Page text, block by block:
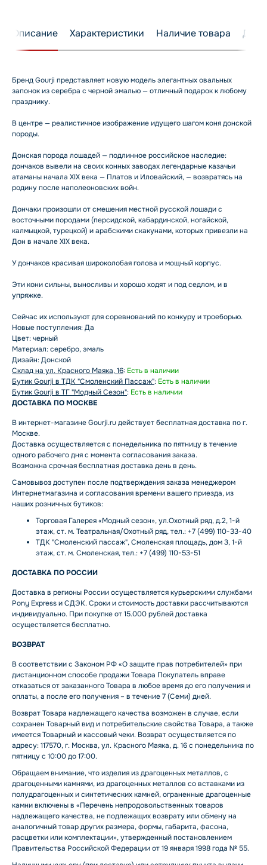
Описание Характеристики Наличие товара
Бренд Gourji представляет новую модель элегантных овальных
запонок из серебра с черной эмалью — отличный подарок к любому
празднику.
В центре — реалистичное изображение идущего шагом коня донской
породы.
Донская порода лошадей — подлинное российское наследие:
дончаков вывели на своих конных заводах легендарные казачьи
атаманы начала XIX века — Платов и Иловайский, — возвратясь на
родину после наполеоновских войн.
Дончаки произошли от смешения местной русской лошади с
восточными породами (персидской, кабардинской, ногайской,
калмыцкой, турецкой) и арабскими скакунами, которых привезли на
Дон в начале XIX века.
У дончаков красивая широколобая голова и мощный корпус.
Эти кони сильны, выносливы и хорошо ходят и под седлом, и в
упряжке.
Сейчас их используют для соревнований по конкуру и троеборью.
Новые поступления: Да
Цвет: черный
Материал: серебро, эмаль
Дизайн: Донской
Склад на ул. Красного Маяка, 16: Есть в наличии
Бутик Gourji в ТДК "Смоленский Пассаж": Есть в наличии
Бутик Gourji в ТГ "Модный Сезон": Есть в наличии
ДОСТАВКА ПО МОСКВЕ
В интернет-магазине Gourji.ru действует бесплатная доставка по г.
Москве.
Доставка осуществляется с понедельника по пятницу в течение
одного рабочего дня с момента согласования заказа.
Возможна срочная бесплатная доставка день в день.
Самовывоз доступен после подтверждения заказа менеджером
Интернетмагазина и согласования времени вашего приезда, из
наших розничных бутиков:
Торговая Галерея «Модный сезон», ул.Охотный ряд, д.2, 1-й
этаж, ст. м. Театральная/Охотный ряд, тел.: +7 (499) 110-33-40
ТДК "Смоленский пассаж", Смоленская площадь, дом 3, 1-й
этаж, ст. м. Смоленская, тел.: +7 (499) 110-53-51
ДОСТАВКА ПО РОССИИ
Доставка в регионы России осуществляется курьерскими службами
Pony Express и СДЭК. Сроки и стоимость доставки рассчитываются
индивидуально. При покупке от 15.000 рублей доставка
осуществляется бесплатно.
ВОЗВРАТ
В соответствии с Законом РФ «О защите прав потребителей» при
дистанционном способе продажи Товара Покупатель вправе
отказаться от заказанного Товара в любое время до его получения и
оплаты, а после его получения – в течение 7 (Семи) дней.
Возврат Товара надлежащего качества возможен в случае, если
сохранен Товарный вид и потребительские свойства Товара, а также
имеется Товарный и кассовый чеки. Возврат осуществляется по
адресу: 117570, г. Москва, ул. Красного Маяка, д. 16 с понедельника по
пятницу с 10:00 до 17:00.
Обращаем внимание, что изделия из драгоценных металлов, с
драгоценными камнями, из драгоценных металлов со вставками из
полудрагоценных и синтетических камней, ограненные драгоценные
камни включены в «Перечень непродовольственных товаров
надлежащего качества, не подлежащих возврату или обмену на
аналогичный товар других размера, формы, габарита, фасона,
расцветки или комплектации», утвержденный постановлением
Правительства Российской Федерации от 19 января 1998 года № 55.